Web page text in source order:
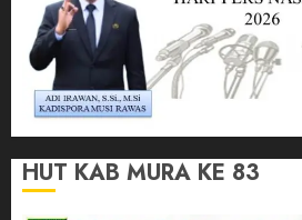
HUT KAB MURA KE 83